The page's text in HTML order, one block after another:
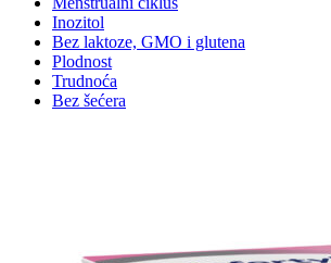
Inozitol
Bez laktoze, GMO i glutena
Plodnost
Trudnoća
Bez šećera